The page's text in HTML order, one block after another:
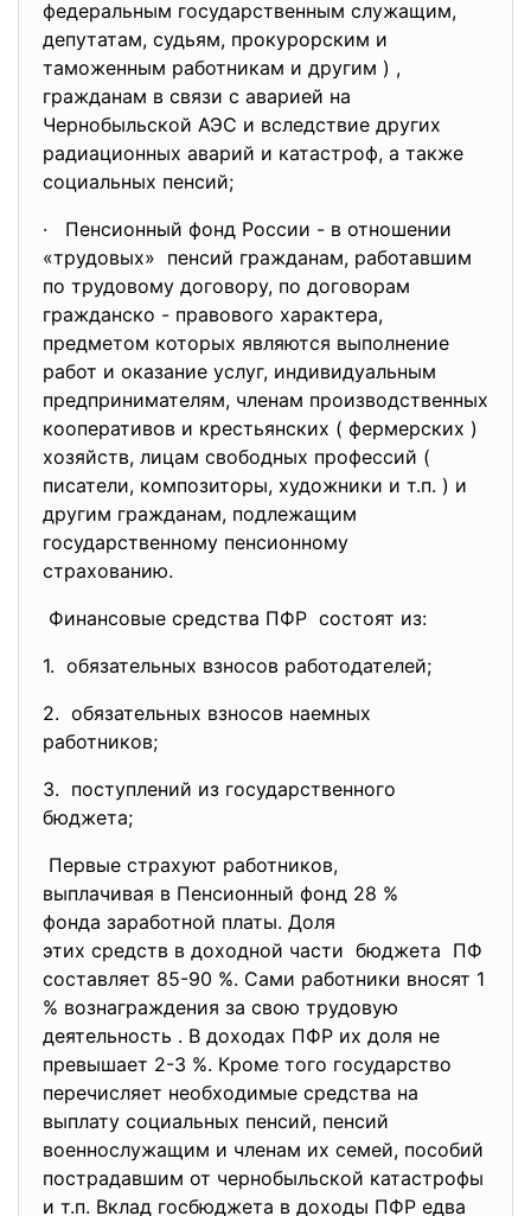
федеральным государственным служащим,
депутатам, судьям, прокурорским и
таможенным работникам и другим ) ,
гражданам в связи с аварией на
Чернобыльской АЭС и вследствие других
радиационных аварий и катастроф, а также
социальных пенсий;
· Пенсионный фонд России - в отношении
«трудовых» пенсий гражданам, работавшим
по трудовому договору, по договорам
гражданско - правового характера,
предметом которых являются выполнение
работ и оказание услуг, индивидуальным
предпринимателям, членам производственных
кооперативов и крестьянских ( фермерских )
хозяйств, лицам свободных профессий (
писатели, композиторы, художники и т.п. ) и
другим гражданам, подлежащим
государственному пенсионному
страхованию.
Финансовые средства ПФР состоят из:
1. обязательных взносов работодателей;
2. обязательных взносов наемных
работников;
3. поступлений из государственного
бюджета;
Первые страхуют работников,
выплачивая в Пенсионный фонд 28 %
фонда заработной платы. Доля
этих средств в доходной части бюджета ПФ
составляет 85-90 %. Сами работники вносят 1
% вознаграждения за свою трудовую
деятельность . В доходах ПФР их доля не
превышает 2-3 %. Кроме того государство
перечисляет необходимые средства на
выплату социальных пенсий, пенсий
военнослужащим и членам их семей, пособий
пострадавшим от чернобыльской катастрофы
и т.п. Вклад госбюджета в доходы ПФР едва